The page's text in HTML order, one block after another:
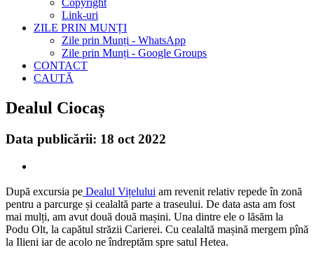
Copyright
Link-uri
ZILE PRIN MUNȚI
Zile prin Munți - WhatsApp
Zile prin Munți - Google Groups
CONTACT
CAUTĂ
Dealul Ciocaș
Data publicării: 18 oct 2022
După excursia pe Dealul Vițelului am revenit relativ repede în zonă
pentru a parcurge și cealaltă parte a traseului. De data asta am fost
mai mulți, am avut două două mașini. Una dintre ele o lăsăm la
Podu Olt, la capătul străzii Carierei. Cu cealaltă mașină mergem pînă
la Ilieni iar de acolo ne îndreptăm spre satul Hetea.